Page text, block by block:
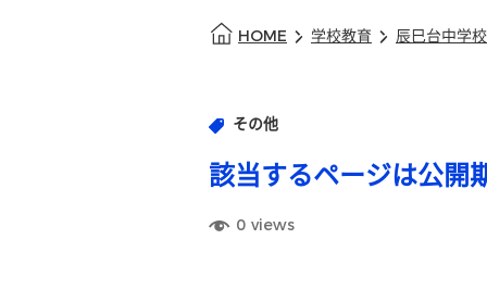
HOME 学校教育 辰巳台中学校
その他
該当するページは公開
0 views